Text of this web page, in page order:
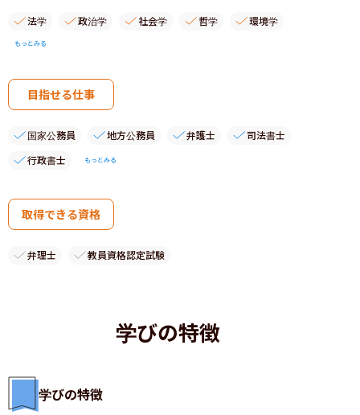
法学 政治学 社会学 哲学 環境学
もっとみる
目指せる仕事
国家公務員 地方公務員 弁護士
司法書士
行政書士
もっとみる
取得できる資格
弁理士 教員資格認定試験
学びの特徴
学びの特徴